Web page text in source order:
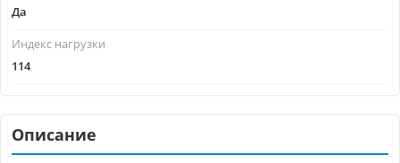
Да
Индекс нагрузки
114
Описание